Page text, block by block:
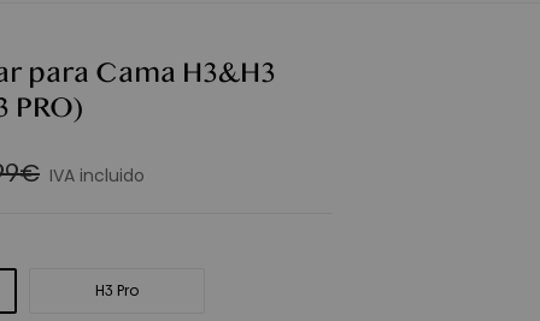
para Cama H3&H3
PRO)
IVA incluido
H3 Pro